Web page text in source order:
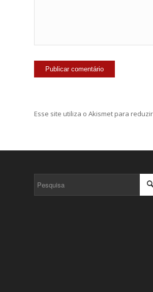
Esse site utiliza o Akismet para